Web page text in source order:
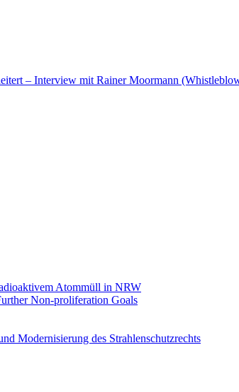
– Interview mit Rainer Moormann
Atommüll in NRW
Non-proliferation Goals
Modernisierung des Strahlenschutzrechts